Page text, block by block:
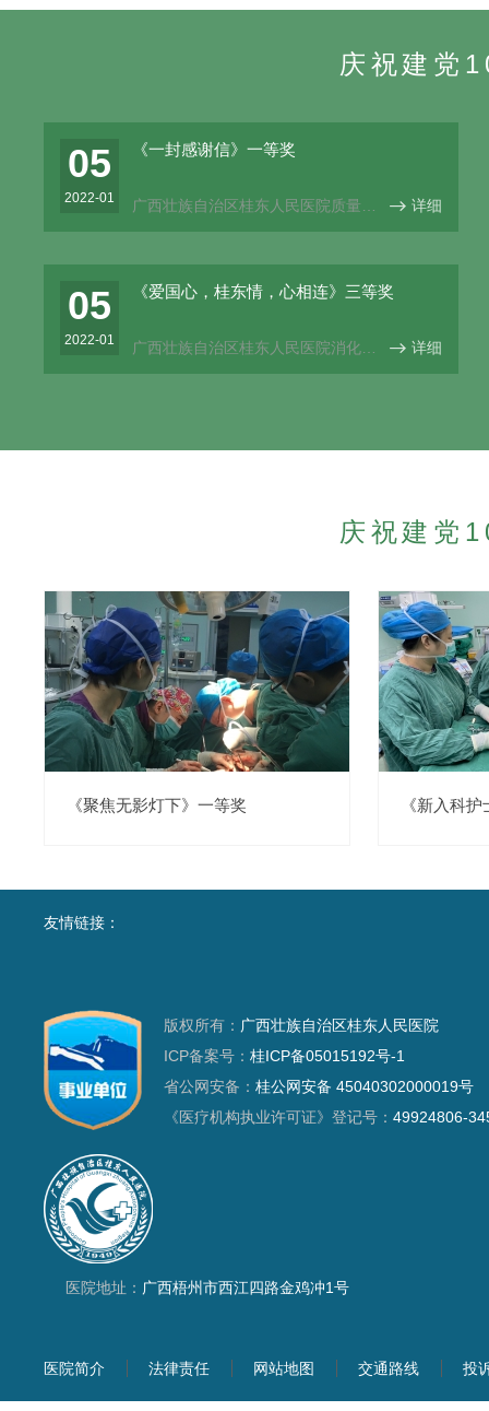
庆祝建党
《一封感谢信》一等奖
广西壮族自治区桂东人民医院质量管
 详细
05
2022-01
《爱国心，桂东情，心相连》三等奖
广西壮族自治区桂东人民医院消化内
 详细
05
2022-01
庆祝建党
《聚焦无影灯下》一等奖 《新入科
友情链接：
版权所有： 广西壮族自治区桂东人民医院
ICP备案号： 桂ICP备05015192号-1
省公网安备： 桂公网安备 45040302000019号
《医疗机构执业许可证》登记号： 49924806-
医院地址： 广西梧州市西江四路金鸡冲1号
医院简介 法律责任 网站地图 交通路线 投